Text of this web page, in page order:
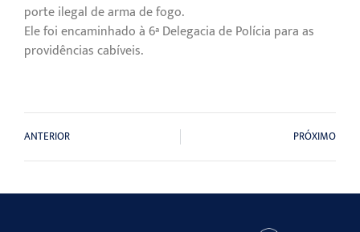
porte ilegal de arma de fogo.
Ele foi encaminhado à 6ª Delegacia de Polícia para as
providências cabíveis.
ANTERIOR PRÓXIMO